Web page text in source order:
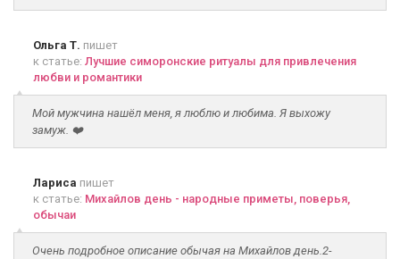
Ольга Т. пишет
к статье: Лучшие симоронские ритуалы для привлечения
любви и романтики
Мой мужчина нашёл меня, я люблю и любима. Я выхожу
замуж. ❤️
Лариса пишет
к статье: Михайлов день - народные приметы, поверья,
обычаи
Очень подробное описание обычая на Михайлов день.2-